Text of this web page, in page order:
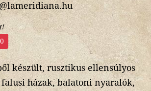
készült, rusztikus ellensúlyos
házak, balatoni nyaralók,